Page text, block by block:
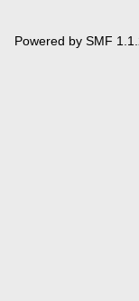
Powered by SMF